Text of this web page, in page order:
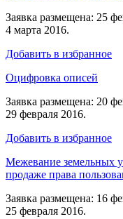
Заявка размещена: 25
4 марта 2016.
Добавить в избранное
Оцифровка описей
Заявка размещена: 20
29 февраля 2016.
Добавить в избранное
Межевание земельных
продаже права
Заявка размещена: 16
25 февраля 2016.